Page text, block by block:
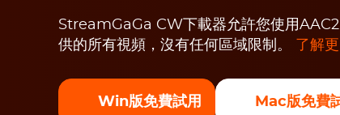
StreamGaGa CW下載器允許您使用
供的所有視頻，沒有任何區域限制。
了解
Win版免費試用 Mac版免費